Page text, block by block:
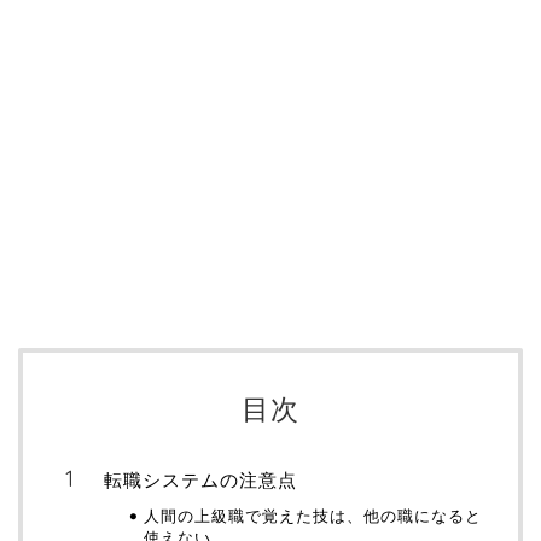
目次
転職システムの注意点
人間の上級職で覚えた技は、他の職になると